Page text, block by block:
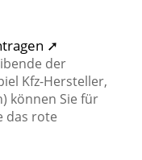
➚
der
Kfz-Hersteller,
können Sie für
das rote